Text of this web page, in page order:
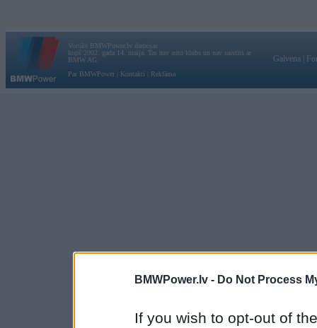
BMWPower.lv - Do Not Process
If you wish to opt-out of
Vortāls BMWPower.lv darbojas
kopš 2002. gada 14. maija. Tas nav auto klubs un nav saistīts ar
BMW AG.
Par BMWPower
Kontakti Reklāma
Galvena